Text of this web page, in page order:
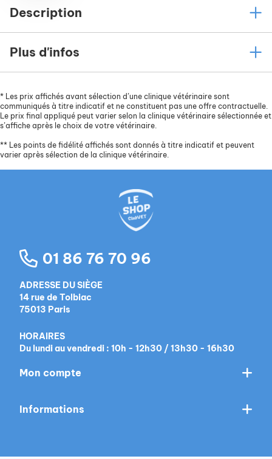
Description
Plus d'infos
* Les prix affichés avant sélection d’une clinique vétérinaire sont
communiqués à titre indicatif et ne constituent pas une offre contractuelle.
Le prix final appliqué peut varier selon la clinique vétérinaire sélectionnée et
s’affiche après le choix de votre vétérinaire.
** Les points de fidélité affichés sont donnés à titre indicatif et peuvent
varier après sélection de la clinique vétérinaire.
01 86 76 70 96
ADRESSE DU SIÈGE
14 rue de Tolbiac
75013 Paris
HORAIRES
Du lundi au vendredi : 10h - 12h30 / 13h30 - 16h30
Mon compte
Informations